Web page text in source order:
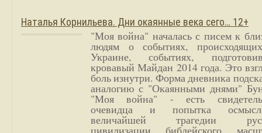
Наталья Корнильева. Дни окаянные века сего… 12+
"Моя война" началась с писем к
людям о событиях,
Украине, событиях,
кровавый Майдан 2014 года. Это
боль изнутри. Форма дневника
аналогию с "Окаянными днями"
"Моя война" - есть
очевидца и попытка
величайшей трагедии
цивилизации библейского